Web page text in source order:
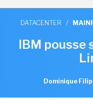
DATACENTER /
IBM pousse
Dominique